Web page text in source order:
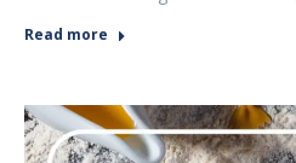
Read more